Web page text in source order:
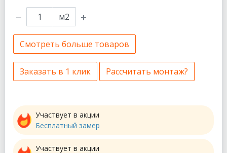
м2
Смотреть больше товаров
Заказать в 1 клик Рассчитать монтаж?
Участвует в акции
Бесплатный замер
Участвует в акции